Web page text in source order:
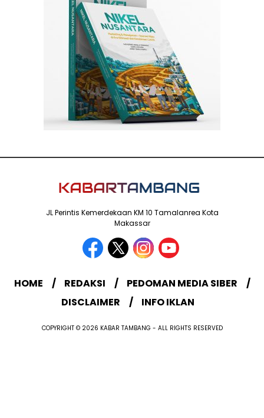
JL Perintis Kemerdekaan KM 10 Tamalanrea Kota
Makassar
HOME REDAKSI
PEDOMAN MEDIA SIBER
DISCLAIMER
INFO IKLAN
COPYRIGHT © 2026 KABAR TAMBANG - ALL RIGHTS RESERVED